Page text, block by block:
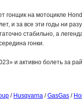
гонщик на мотоцикле
и за все эти годы ни
стабильно, а
гонки.
и активно болеть за
/ Husqvarna /GasGas /